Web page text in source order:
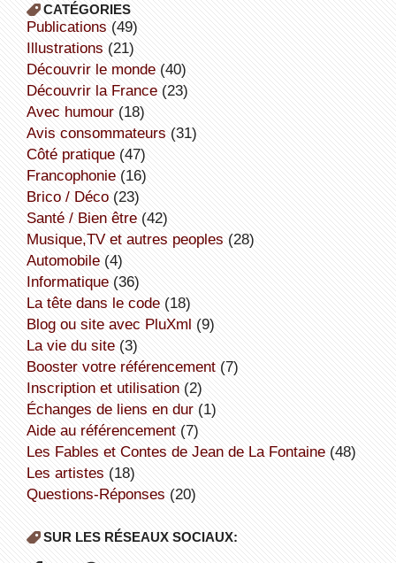
CATÉGORIES
publications (49)
illustrations (21)
découvrir le monde(40)
découvrir la France(23)
avec humour(18)
avis consommateurs (31)
côté pratique(47)
Francophonie(16)
Brico / Déco(23)
Santé / Bien être(42)
Musique,TV et autres peoples (28)
Automobile(4)
informatique(36)
la tête dans le code(18)
Blog ou site avec PluXml (9)
la vie du site(3)
booster votre référencement(7)
inscription et utilisation(2)
échanges de liens en dur(1)
aide au référencement(7)
Les Fables et Contes de Jean de La Fontaine(48)
Les artistes (18)
Questions-Réponses (20)
SUR LES RÉSEAUX SOCIAUX: